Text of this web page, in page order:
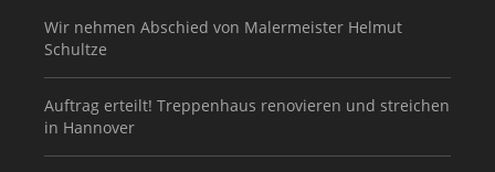
Wir nehmen Abschied von Malermeister Helmut
Schultze
Auftrag erteilt! Treppenhaus renovieren und streichen
in Hannover